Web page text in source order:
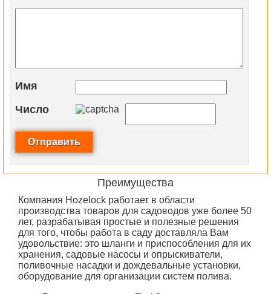
Имя
Число
Преимущества
Компания Hozelock работает в области
производства товаров для садоводов уже более 50
лет, разрабатывая простые и полезные решения
для того, чтобы работа в саду доставляла Вам
удовольствие: это шланги и приспособления для их
хранения, садовые насосы и опрыскиватели,
поливочные насадки и дождевальные установки,
оборудование для организации систем полива.